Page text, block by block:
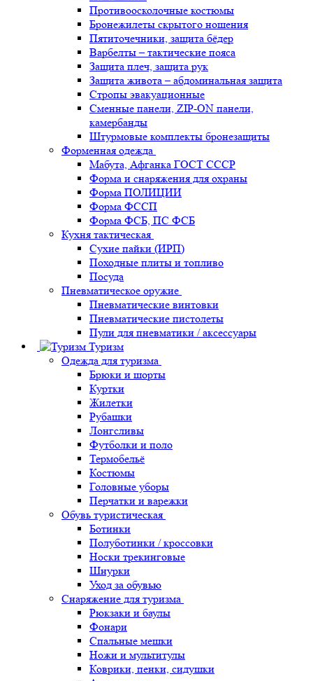
Противоосколочные костюмы
Бронежилеты скрытого ношения
Пятиточечники, защита бёдер
Варбелты – тактические пояса
Защита плеч, защита рук
Защита живота – абдоминальная защита
Стропы эвакуационные
Сменные панели, ZIP-ON панели,
камербанды
Штурмовые комплекты бронезащиты
Форменная одежда
Мабута, Афганка ГОСТ СССР
Форма и снаряжения для охраны
Форма ПОЛИЦИИ
Форма ФССП
Форма ФСБ, ПС ФСБ
Кухня тактическая
Сухие пайки (ИРП)
Походные плиты и топливо
Посуда
Пневматическое оружие
Пневматические винтовки
Пневматические пистолеты
Пули для пневматики / аксессуары
Туризм
Одежда для туризма
Брюки и шорты
Куртки
Жилетки
Рубашки
Лонгсливы
Футболки и поло
Термобельё
Костюмы
Головные уборы
Перчатки и варежки
Обувь туристическая
Ботинки
Полуботинки / кроссовки
Носки трекинговые
Шнурки
Уход за обувью
Снаряжение для туризма
Рюкзаки и баулы
Фонари
Спальные мешки
Ножи и мультитулы
Коврики, пенки, сидушки